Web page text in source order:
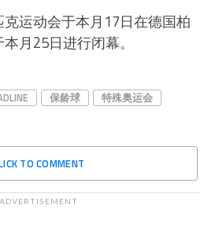
运动会于本月17日在德国柏
月25日进行闭幕。
保龄球
特殊奥运会
TO COMMENT
ADVERTISEMENT